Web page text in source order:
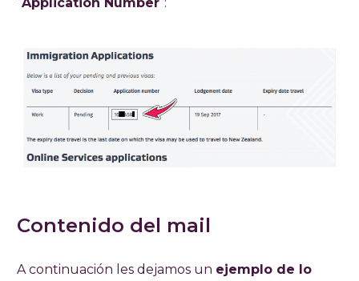
Contenido del mail
A continuación les dejamos un ejemplo de lo